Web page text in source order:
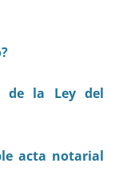
de la Ley del
acta notarial